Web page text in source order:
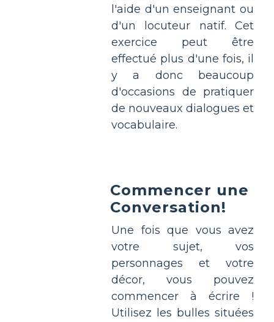
l'aide d'un enseignant ou
d'un locuteur natif. Cet
exercice peut être
effectué plus d'une fois, il
y a donc beaucoup
d'occasions de pratiquer
de nouveaux dialogues et
vocabulaire.
Commencer une
Conversation!
Une fois que vous avez
votre sujet, vos
personnages et votre
décor, vous pouvez
commencer à écrire !
Utilisez les bulles situées